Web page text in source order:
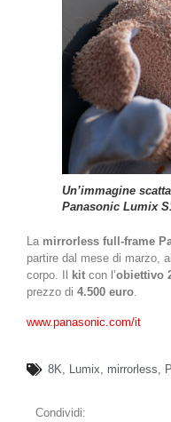
Un’immagine
Panasonic Lumix
La mirrorless full-frame
partire dal mese di marzo, al
corpo. Il
kit con l’obiettivo
prezzo di 4.500 euro.
www.panasonic.com/it
8K, Lumix, mirrorless,
Condividi: